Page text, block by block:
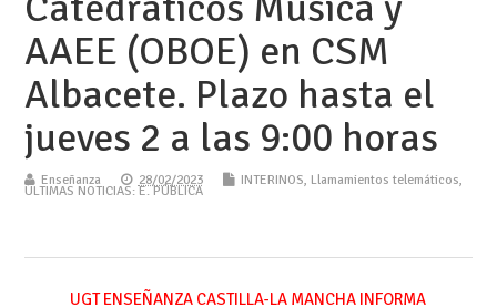
AAEE (OBOE) en CSM
Albacete. Plazo hasta el
jueves 2 a las 9:00 horas
Enseñanza 28/02/2023 INTERINOS, Llamamientos telemáticos,
ÚLTIMAS NOTICIAS: E. PÚBLICA
UGT ENSEÑANZA CASTILLA-LA MANCHA INFORMA